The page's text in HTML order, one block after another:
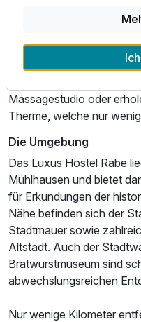
scheinbar unendliches
Nutzen Sie während
nahegelegenen
Massagestudio oder
Therme, welche nur
Die Umgebung
Das Luxus Hostel Rabe
Mühlhausen und bietet
für Erkundungen der
Nähe befinden sich der
Stadtmauer sowie
Altstadt. Auch der
Bratwurstmuseum sind
abwechslungsreichen
Nur wenige Kilometer